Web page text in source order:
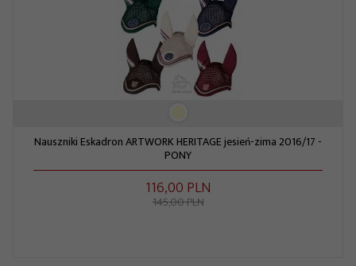
Nauszniki Eskadron ARTWORK HERITAGE jesień-zima 2016/17 -
PONY
116,00 PLN
145,00 PLN